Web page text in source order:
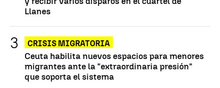
Llanes
CRISIS MIGRATORIA
Ceuta habilita nuevos espacios para menores
migrantes ante la "extraordinaria presión"
que soporta el sistema